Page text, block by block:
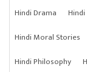
Hindi Drama
Hindi Moral Stories
Hindi Philosophy